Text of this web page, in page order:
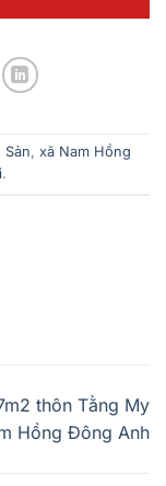
Sản, xã Nam Hồng
.
thôn Tằng My
Hồng Đông Anh